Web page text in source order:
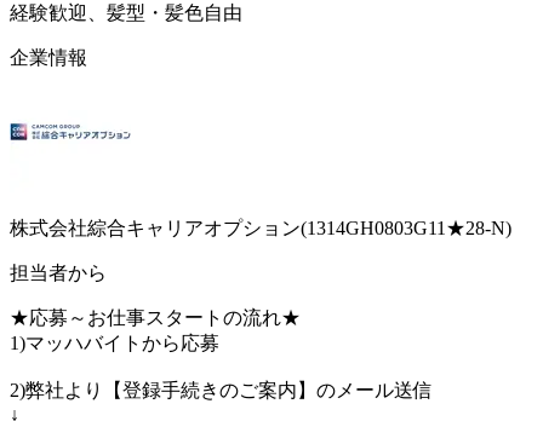
経験歓迎、髪型・髪色自由
企業情報
株式会社綜合キャリアオプション(1314GH0803G11★28-N)
担当者から
★応募～お仕事スタートの流れ★
1)マッハバイトから応募
2)弊社より【登録手続きのご案内】のメール送信
↓